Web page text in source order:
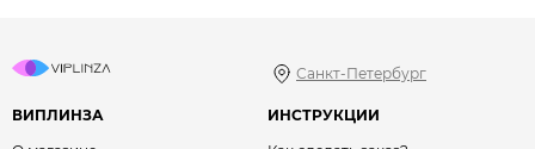
Санкт-Петербург
ВИПЛИНЗА
ИНСТРУКЦИИ